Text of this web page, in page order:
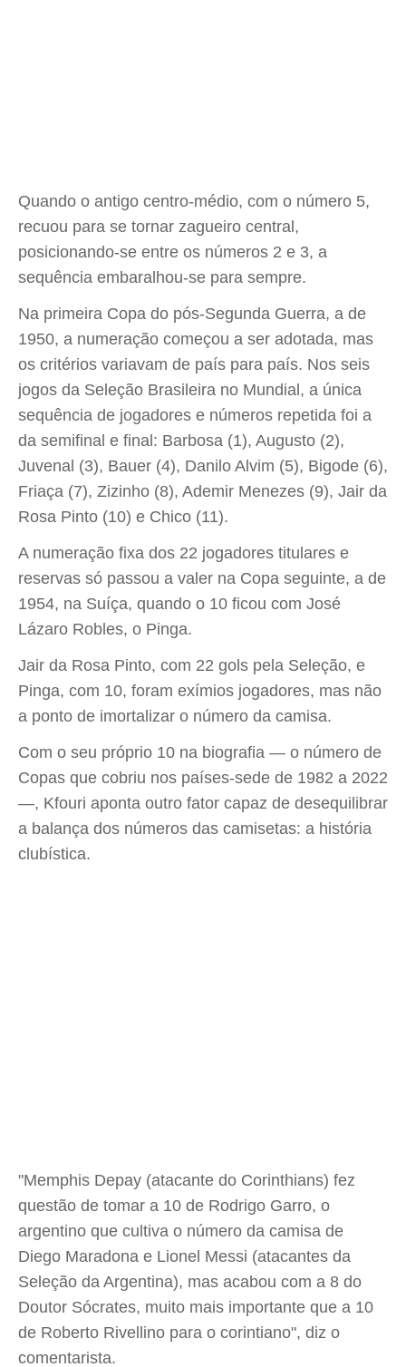
Quando o antigo centro-médio, com o número 5,
recuou para se tornar zagueiro central,
posicionando-se entre os números 2 e 3, a
sequência embaralhou-se para sempre.
Na primeira Copa do pós-Segunda Guerra, a de
1950, a numeração começou a ser adotada, mas
os critérios variavam de país para país. Nos seis
jogos da Seleção Brasileira no Mundial, a única
sequência de jogadores e números repetida foi a
da semifinal e final: Barbosa (1), Augusto (2),
Juvenal (3), Bauer (4), Danilo Alvim (5), Bigode (6),
Friaça (7), Zizinho (8), Ademir Menezes (9), Jair da
Rosa Pinto (10) e Chico (11).
A numeração fixa dos 22 jogadores titulares e
reservas só passou a valer na Copa seguinte, a de
1954, na Suíça, quando o 10 ficou com José
Lázaro Robles, o Pinga.
Jair da Rosa Pinto, com 22 gols pela Seleção, e
Pinga, com 10, foram exímios jogadores, mas não
a ponto de imortalizar o número da camisa.
Com o seu próprio 10 na biografia — o número de
Copas que cobriu nos países-sede de 1982 a 2022
—, Kfouri aponta outro fator capaz de desequilibrar
a balança dos números das camisetas: a história
clubística.
"Memphis Depay (atacante do Corinthians) fez
questão de tomar a 10 de Rodrigo Garro, o
argentino que cultiva o número da camisa de
Diego Maradona e Lionel Messi (atacantes da
Seleção da Argentina), mas acabou com a 8 do
Doutor Sócrates, muito mais importante que a 10
de Roberto Rivellino para o corintiano", diz o
comentarista.